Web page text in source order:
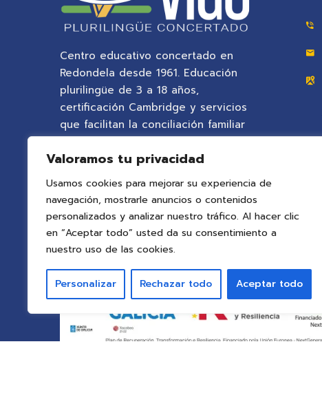
Valoramos tu privacidad
Usamos cookies para mejorar su experiencia de
navegación, mostrarle anuncios o contenidos
personalizados y analizar nuestro tráfico. Al hacer clic
en “Aceptar todo” usted da su consentimiento a
nuestro uso de las cookies.
Personalizar Rechazar todo Aceptar todo
Centro educativo concertado en
Redondela desde 1961. Educación
plurilingüe de 3 a 18 años,
certificación Cambridge y servicios
que facilitan la conciliación familiar